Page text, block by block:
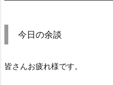
今日の余談
皆さんお疲れ様です。